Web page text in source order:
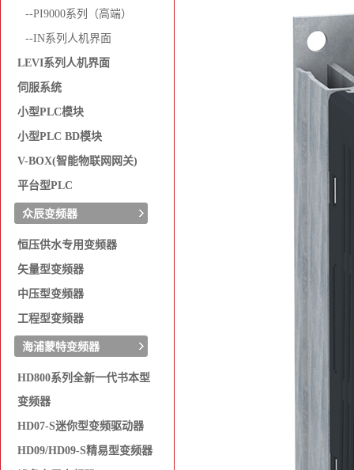
--PI9000系列（高端）
--IN系列人机界面
LEVI系列人机界面
伺服系统
小型PLC模块
小型PLC BD模块
V-BOX(智能物联网网关)
平台型PLC
众辰变频器
恒压供水专用变频器
矢量型变频器
中压型变频器
工程型变频器
海浦蒙特变频器
HD800系列全新一代书本型
变频器
HD07-S迷你型变频驱动器
HD09/HD09-S精易型变频器